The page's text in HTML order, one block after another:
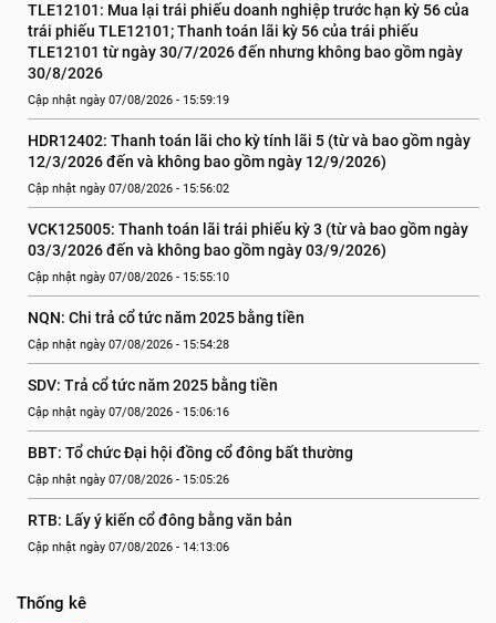
TLE12101: Mua lại trái phiếu doanh nghiệp trước hạn kỳ 56 của
trái phiếu TLE12101; Thanh toán lãi kỳ 56 của trái phiếu
TLE12101 từ ngày 30/7/2026 đến nhưng không bao gồm ngày
30/8/2026
Cập nhật ngày 07/08/2026 - 15:59:19
HDR12402: Thanh toán lãi cho kỳ tính lãi 5 (từ và bao gồm ngày
12/3/2026 đến và không bao gồm ngày 12/9/2026)
Cập nhật ngày 07/08/2026 - 15:56:02
VCK125005: Thanh toán lãi trái phiếu kỳ 3 (từ và bao gồm ngày
03/3/2026 đến và không bao gồm ngày 03/9/2026)
Cập nhật ngày 07/08/2026 - 15:55:10
NQN: Chi trả cổ tức năm 2025 bằng tiền
Cập nhật ngày 07/08/2026 - 15:54:28
SDV: Trả cổ tức năm 2025 bằng tiền
Cập nhật ngày 07/08/2026 - 15:06:16
BBT: Tổ chức Đại hội đồng cổ đông bất thường
Cập nhật ngày 07/08/2026 - 15:05:26
RTB: Lấy ý kiến cổ đông bằng văn bản
Cập nhật ngày 07/08/2026 - 14:13:06
Thống kê